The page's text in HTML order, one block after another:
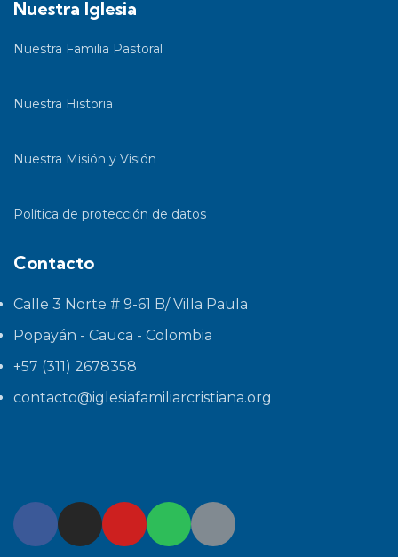
Nuestra Iglesia
Nuestra Familia Pastoral
Nuestra Historia
Nuestra Misión y Visión
Política de protección de datos
Contacto
Calle 3 Norte # 9-61 B/ Villa Paula
Popayán - Cauca - Colombia
+57 (311) 2678358
contacto@iglesiafamiliarcristiana.org